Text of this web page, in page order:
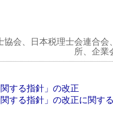
協会、日本税理士会連合会
所、企業
する指針」の改正
関する指針」の改正に関す